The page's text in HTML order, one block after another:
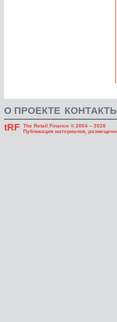
О ПРОЕКТЕ
The Retail Finance © 2004 – 2026
Публикация материалов,
tRF